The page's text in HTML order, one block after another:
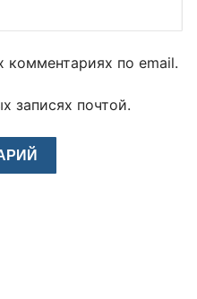
комментариях по email.
записях почтой.